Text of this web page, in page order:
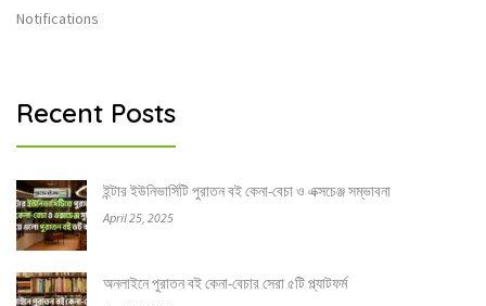
Notifications
Recent Posts
ইন্টার ইউনিভার্সিটি পুরাতন বই কেনা-বেচা ও এক্সচেঞ্জ সম্ভাবনা
April 25, 2025
অনলাইনে পুরাতন বই কেনা-বেচার সেরা ৫টি প্ল্যাটফর্ম